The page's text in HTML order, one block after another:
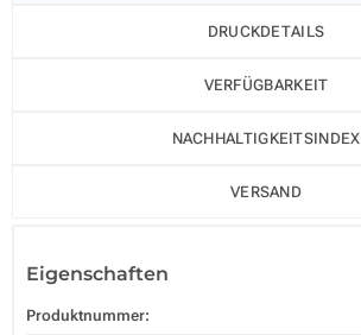
DRUCKDETAILS
VERFÜGBARKEIT
NACHHALTIGKEITSINDEX
VERSAND
Eigenschaften
Produktnummer: